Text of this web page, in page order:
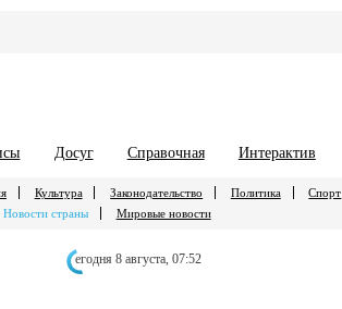
Досуг Справочная Интерактив
Культура Законодательство Политика Спорт
Новости страны Мировые новости
егодня 8 августа, 07:52